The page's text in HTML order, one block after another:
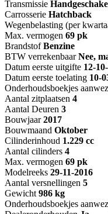
Transmissie
Carrosserie Hatchback
Wegenbelasting (per
Max. vermogen 69 pk
Brandstof Benzine
BTW verrekenbaar Nee,
Datum eerste uitgifte 12-
Datum eerste toelating 10-
Onderhoudsboekjes
Aantal zitplaatsen 4
Aantal Deuren 3
Bouwjaar 2017
Bouwmaand Oktober
Cilinderinhoud 1.229 cc
Aantal cilinders 4
Max. vermogen 69 pk
Modelreeks 29-11-2016
Aantal versnellingen 5
Gewicht 986 kg
Onderhoudsboekjes